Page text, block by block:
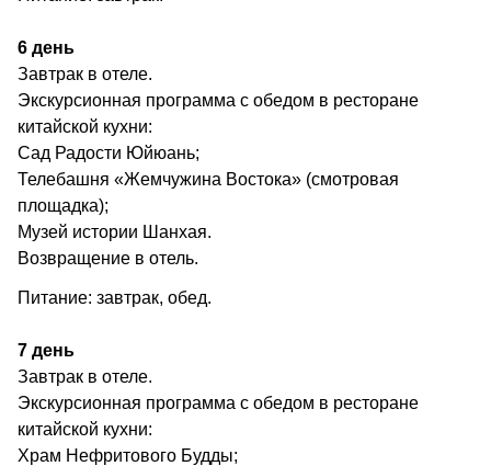
6 день
Завтрак в отеле.
Экскурсионная программа с обедом в ресторане
китайской кухни:
Сад Радости Юйюань;
Телебашня «Жемчужина Востока» (смотровая
площадка);
Музей истории Шанхая.
Возвращение в отель.
Питание: завтрак, обед.
7 день
Завтрак в отеле.
Экскурсионная программа с обедом в ресторане
китайской кухни:
Храм Нефритового Будды;